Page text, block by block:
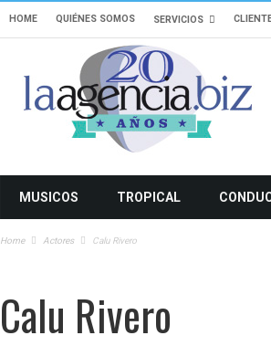
HOME QUIÉNES SOMOS SERVICIOS
MUSICOS TROPICAL
Home Actores Calu Rivero
Calu Rivero